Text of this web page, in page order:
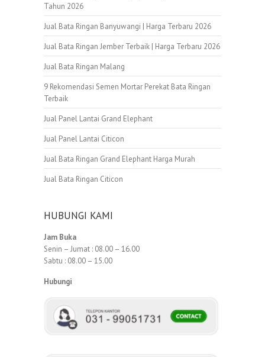
Tahun 2026
Jual Bata Ringan Banyuwangi | Harga Terbaru 2026
Jual Bata Ringan Jember Terbaik | Harga Terbaru 2026
Jual Bata Ringan Malang
9 Rekomendasi Semen Mortar Perekat Bata Ringan
Terbaik
Jual Panel Lantai Grand Elephant
Jual Panel Lantai Citicon
Jual Bata Ringan Grand Elephant Harga Murah
Jual Bata Ringan Citicon
HUBUNGI KAMI
Jam Buka
Senin – Jumat : 08.00 – 16.00
Sabtu : 08.00 – 15.00
Hubungi